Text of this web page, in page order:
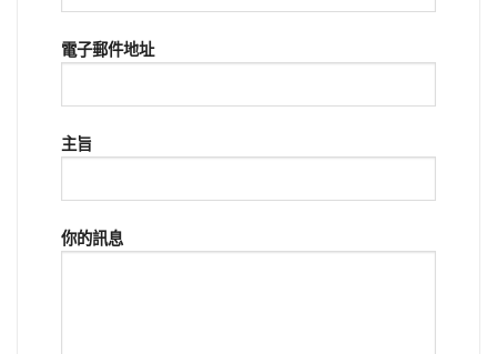
電子郵件地址
主旨
你的訊息